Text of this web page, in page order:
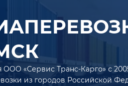
ООО «Сервис Транс-Карго» с
из городов Российской